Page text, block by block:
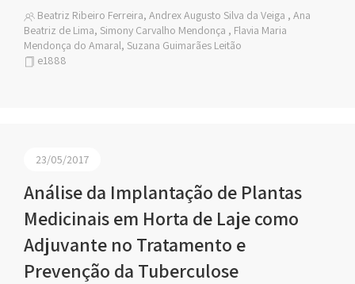
Beatriz Ribeiro Ferreira, Andrex Augusto Silva da Veiga , Ana
Beatriz de Lima, Simony Carvalho Mendonça , Flavia Maria
Mendonça do Amaral, Suzana Guimarães Leitão
e1888
23/05/2017
Análise da Implantação de Plantas
Medicinais em Horta de Laje como
Adjuvante no Tratamento e
Prevenção da Tuberculose